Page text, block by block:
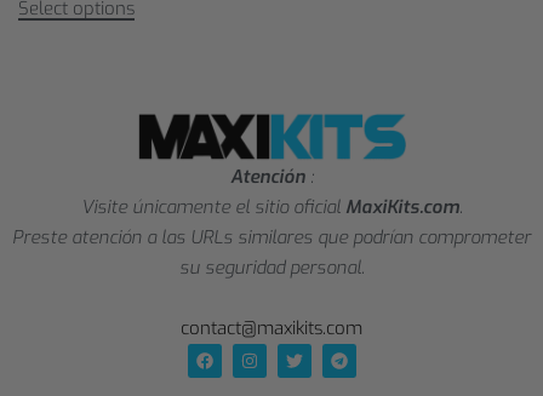
Select options
Atención :
Visite únicamente el sitio oficial MaxiKits.com.
Preste atención a las URLs similares que podrían comprometer
su seguridad personal.
contact@maxikits.com